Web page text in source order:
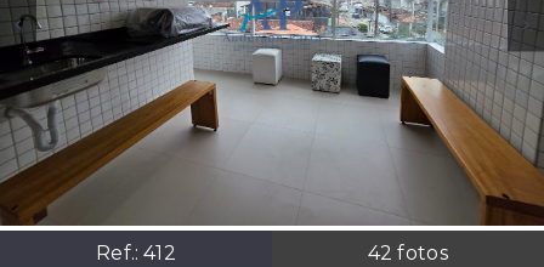
Ref.:412 42 fotos